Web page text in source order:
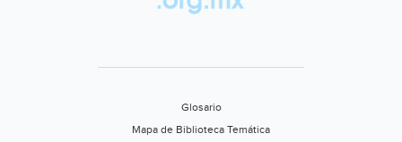
Glosario
Mapa de Biblioteca Temática